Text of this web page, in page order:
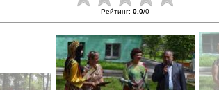
Рейтинг: 0.0/0